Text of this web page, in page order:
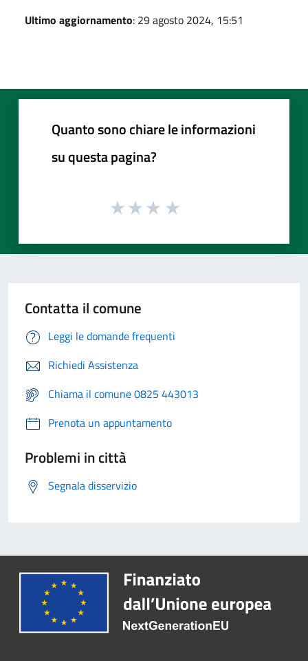
Ultimo aggiornamento: 29 agosto 2024, 15:51
Quanto sono chiare le informazioni
su questa pagina?
Contatta il comune
Leggi le domande frequenti
Richiedi Assistenza
Chiama il comune 0825 443013
Prenota un appuntamento
Problemi in città
Segnala disservizio